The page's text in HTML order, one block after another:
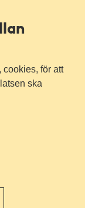
cookies, för att
ska